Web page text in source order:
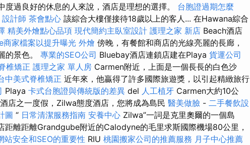
過良好的休息的人來說，酒店是理想的選擇。 台胞證過期怎麼
設計師 茶會點心 該綜合大樓僅接待18歲以上的客人... 在Hawana綜合
精美外燴點心品項 現代簡約主臥室設計 護理之家 新店 Beach酒店
家檔案以提升曝光 外燴 傍晚，有餐館和商店的光線亮麗的長廊，
的景色。 專業的SEO公司 Bluebay酒店連鎖店建在Playa 貨運公司
椎矯正 護理之家 單人房 Carmen附近，上面是一個長長的白色沙
中美式脊椎矯正 近年來，他贏得了許多國際旅遊獎，以引起精緻旅行
Playa 卡式台胞證與傳統版的差異 del 人工植牙 Carmen大約10公
店之一度假，Zilwa態度酒店，您將成為島民 醫美做臉 - 二手餐飲設
圖 “ 日常清潔服務指南 安養中心 Zilwa”一詞是克里奧爾的一個島
距離距離Grandgube附近的Calodyne的毛里求斯國際機場80公里，
站安全和SEO的重要性 RIU 桃園搬家公司的推薦服務 月子中心推薦